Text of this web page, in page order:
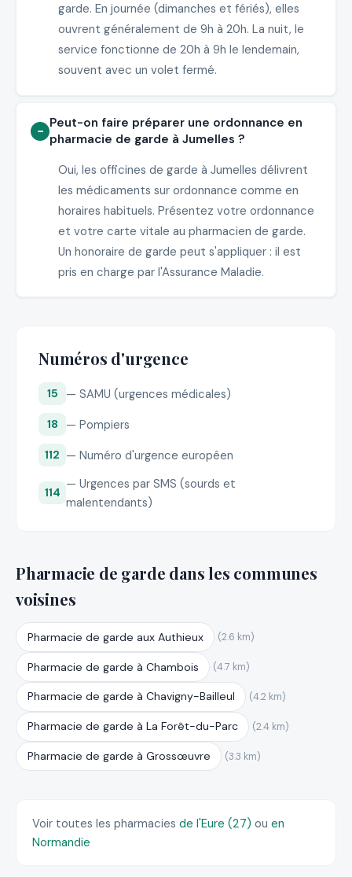
garde. En journée (dimanches et fériés), elles
ouvrent généralement de 9h à 20h. La nuit, le
service fonctionne de 20h à 9h le lendemain,
souvent avec un volet fermé.
Peut-on faire préparer une ordonnance en
pharmacie de garde à Jumelles ?
Oui, les officines de garde à Jumelles délivrent
les médicaments sur ordonnance comme en
horaires habituels. Présentez votre ordonnance
et votre carte vitale au pharmacien de garde.
Un honoraire de garde peut s'appliquer : il est
pris en charge par l'Assurance Maladie.
Numéros d'urgence
15 — SAMU (urgences médicales)
18 — Pompiers
112 — Numéro d'urgence européen
114
— Urgences par SMS (sourds et
malentendants)
Pharmacie de garde dans les communes
voisines
Pharmacie de garde aux Authieux (2.6 km)
Pharmacie de garde à Chambois (4.7 km)
Pharmacie de garde à Chavigny-Bailleul (4.2 km)
Pharmacie de garde à La Forêt-du-Parc (2.4 km)
Pharmacie de garde à Grossœuvre (3.3 km)
Voir toutes les pharmacies de l'Eure (27) ou en
Normandie